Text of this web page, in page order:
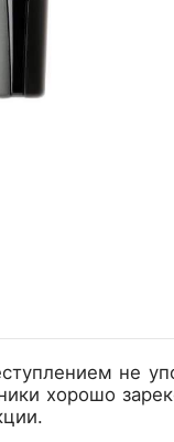
не
хорошо